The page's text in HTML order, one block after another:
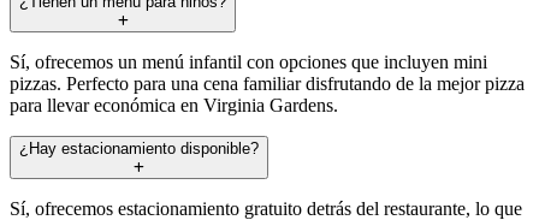
Sí, ofrecemos un menú infantil con opciones que incluyen mini
pizzas. Perfecto para una cena familiar disfrutando de la mejor pizza
para llevar económica en Virginia Gardens.
¿Hay estacionamiento disponible?
Sí, ofrecemos estacionamiento gratuito detrás del restaurante, lo que